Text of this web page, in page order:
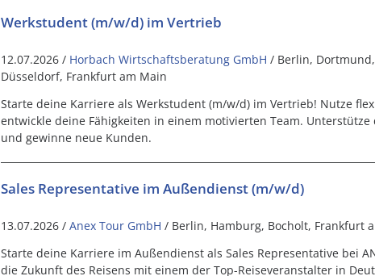
Werkstudent (m/w/d) im Vertrieb
12.07.2026 / Horbach Wirtschaftsberatung GmbH / Berlin,
Düsseldorf, Frankfurt am Main
Starte deine Karriere als Werkstudent (m/w/d) im Vertrieb! Nutze
entwickle deine Fähigkeiten in einem motivierten Team.
und gewinne neue Kunden.
Sales Representative im Außendienst (m/w/d)
13.07.2026 / Anex Tour GmbH / Berlin, Hamburg, Bocholt, Frankfurt
Starte deine Karriere im Außendienst als Sales Representative bei
die Zukunft des Reisens mit einem der Top-Reiseveranstalter in